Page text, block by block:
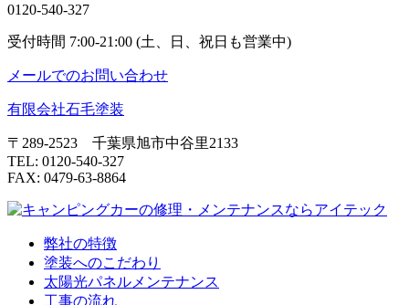
0120-540-327
受付時間 7:00-21:00 (土、日、祝日も営業中)
メールでのお問い合わせ
有限会社石毛塗装
〒289-2523 千葉県旭市中谷里2133
TEL: 0120-540-327
FAX: 0479-63-8864
弊社の特徴
塗装へのこだわり
太陽光パネルメンテナンス
工事の流れ